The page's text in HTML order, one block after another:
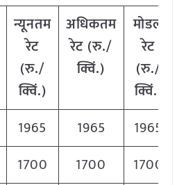
न्यूनतम
रेट
(रु./
क्विं.)
अधिकतम
रेट (रु./
क्विं.)
मोडल
रेट
(रु./
क्विं.)
1965 1965
1965
1700 1700
1700